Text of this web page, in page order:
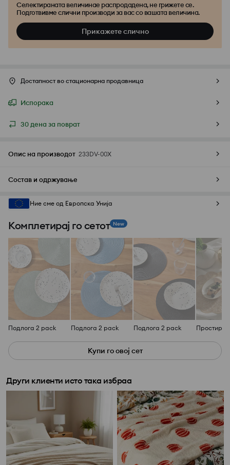
Селектираната величинае распродадена, не грижете се.
Подготвивме слични производи за вас со вашата величина.
Прикажете слично
Достапност во стационарна продавница
Испорака
30 дена за поврат
Опис на производот 233DV-00X
Состав и одржување
Ние сме од Европска Унија
Комплетирај го сетот New
Подлога 2 pack Подлога 2 pack Подлога 2 pack
Купи го овој сет
Други клиенти исто така избраа